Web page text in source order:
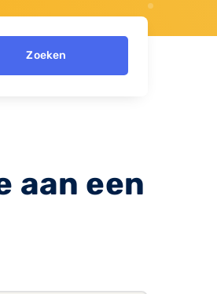
Zoeken
aan een